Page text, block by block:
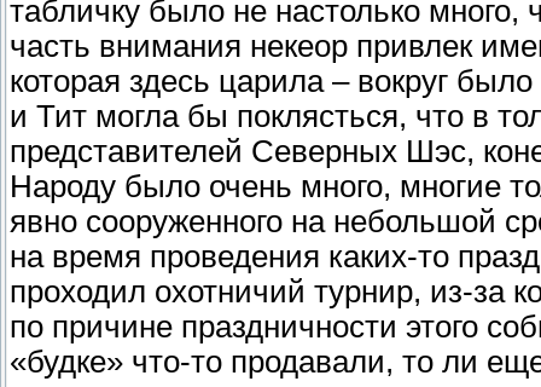
табличку было не настолько
часть внимания некеор привлек
которая здесь царила – вокруг
и Тит могла бы поклясться, что в
представителей Северных Шэс,
Народу было очень много, многие
явно сооруженного на небольшой
на время проведения каких-то
проходил охотничий турнир, из-за
по причине праздничности этого
«будке» что-то продавали, то ли